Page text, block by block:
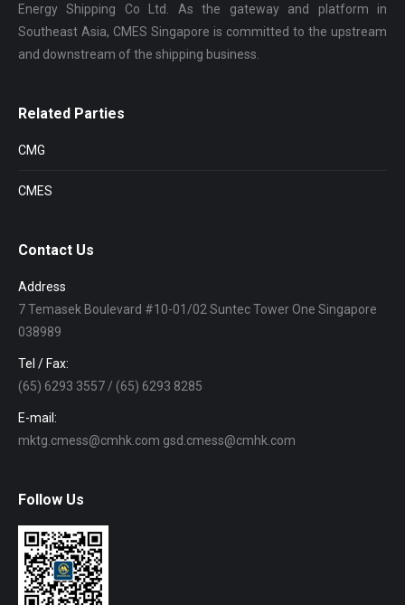
Energy Shipping Co Ltd. As the gateway and platform in
Southeast Asia, CMES Singapore is committed to the upstream
and downstream of the shipping business.
Related Parties
CMG
CMES
Contact Us
Address
7 Temasek Boulevard #10-01/02 Suntec Tower One Singapore
038989
Tel / Fax:
(65) 6293 3557 / (65) 6293 8285
E-mail:
mktg.cmess@cmhk.com gsd.cmess@cmhk.com
Follow Us